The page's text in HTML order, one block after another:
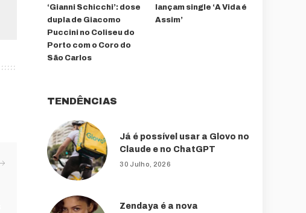
‘Gianni Schicchi’: dose
dupla de Giacomo
Puccini no Coliseu do
Porto com o Coro do
São Carlos
lançam single ‘A Vida é
Assim’
TENDÊNCIAS
Já é possível usar a Glovo no
Claude e no ChatGPT
30 Julho, 2026
Zendaya é a nova